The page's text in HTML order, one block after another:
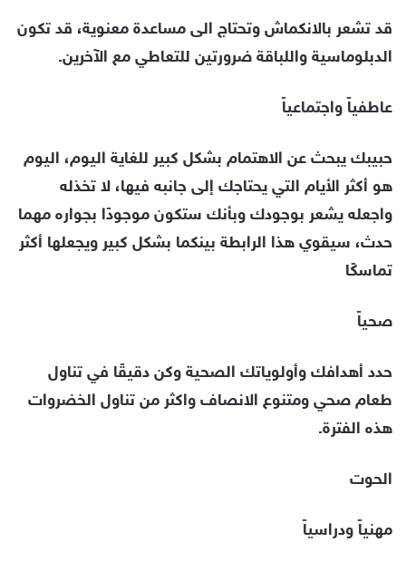
قد تشعر بالانكماش وتحتاج الى مساعدة معنوية، قد تكون
الدبلوماسية واللباقة ضرورتين للتعاطي مع الآخرين.
عاطفياً واجتماعياً
حبيبك يبحث عن الاهتمام بشكل كبير للغاية اليوم، اليوم
هو أكثر الأيام التي يحتاجك إلى جانبه فيها، لا تخذله
واجعله يشعر بوجودك وبأنك ستكون موجودًا بجواره مهما
حدث، سيقوي هذا الرابطة بينكما بشكل كبير ويجعلها أكثر
تماسكًا
صحياً
حدد أهدافك وأولوياتك الصحية وكن دقيقًا في تناول
طعام صحي ومتنوع الانصاف واكثر من تناول الخضروات
هذه الفترة.
الحوت
مهنياً ودراسياً